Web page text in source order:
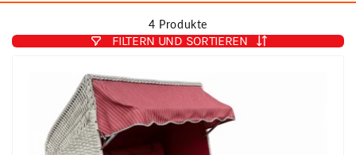
4 Produkte
FILTERN UND SORTIEREN